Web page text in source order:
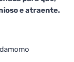
e atraente.